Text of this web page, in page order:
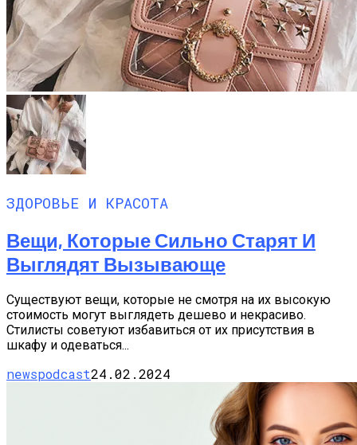
ЗДОРОВЬЕ И КРАСОТА
Вещи, Которые Сильно Старят И
Выглядят Вызывающе
Существуют вещи, которые не смотря на их высокую
стоимость могут выглядеть дешево и некрасиво.
Стилисты советуют избавиться от их присутствия в
шкафу и одеваться...
newspodcast24.02.2024